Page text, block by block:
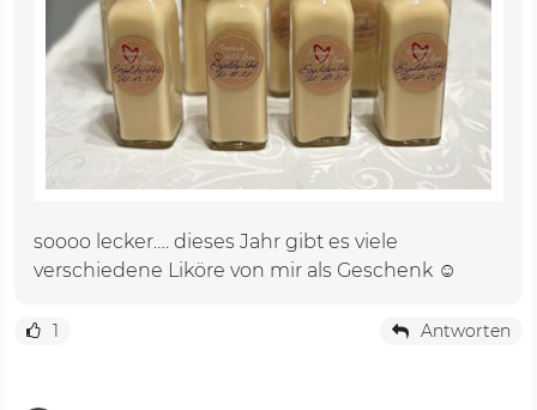
soooo lecker…. dieses Jahr gibt es viele
verschiedene Liköre von mir als Geschenk ☺️
1 Antworten